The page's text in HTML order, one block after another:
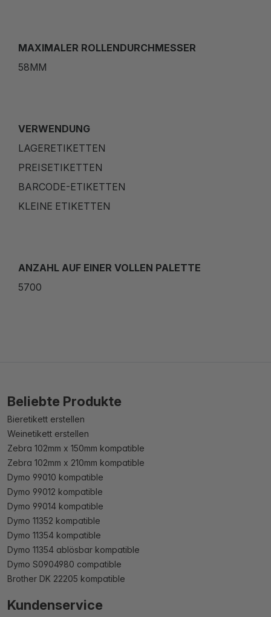
MAXIMALER ROLLENDURCHMESSER
58MM
VERWENDUNG
LAGERETIKETTEN
PREISETIKETTEN
BARCODE-ETIKETTEN
KLEINE ETIKETTEN
ANZAHL AUF EINER VOLLEN PALETTE
5700
Beliebte Produkte
Bieretikett erstellen
Weinetikett erstellen
Zebra 102mm x 150mm kompatible
Zebra 102mm x 210mm kompatible
Dymo 99010 kompatible
Dymo 99012 kompatible
Dymo 99014 kompatible
Dymo 11352 kompatible
Dymo 11354 kompatible
Dymo 11354 ablösbar kompatible
Dymo S0904980 compatible
Brother DK 22205 kompatible
Kundenservice